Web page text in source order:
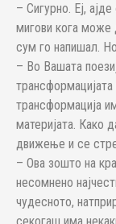
– Сигурно. Еј,
мигови кога може
сум го напишал.
– Во Вашата
трансформација
материјата. Како
движење и се
– Ова зошто на
несомнено
чудесното,